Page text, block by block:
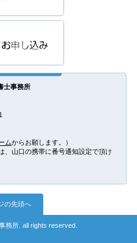
の先頭へ
士事務所
ムからお願します。）
、山口の携帯に番号通知設定で頂け
務所. all rights reserved.